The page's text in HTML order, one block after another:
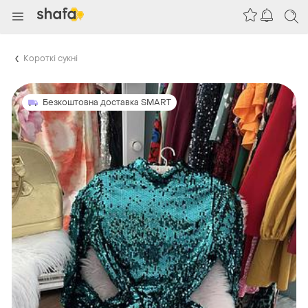
Короткі сукні
Безкоштовна доставка SMART